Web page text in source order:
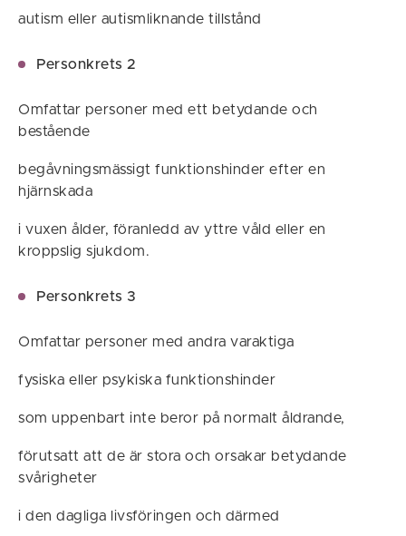
autism eller autismliknande tillstånd
Personkrets 2
Omfattar personer med ett betydande och
bestående
begåvningsmässigt funktionshinder efter en
hjärnskada
i vuxen ålder, föranledd av yttre våld eller en
kroppslig sjukdom.
Personkrets 3
Omfattar personer med andra varaktiga
fysiska eller psykiska funktionshinder
som uppenbart inte beror på normalt åldrande,
förutsatt att de är stora och orsakar betydande
svårigheter
i den dagliga livsföringen och därmed